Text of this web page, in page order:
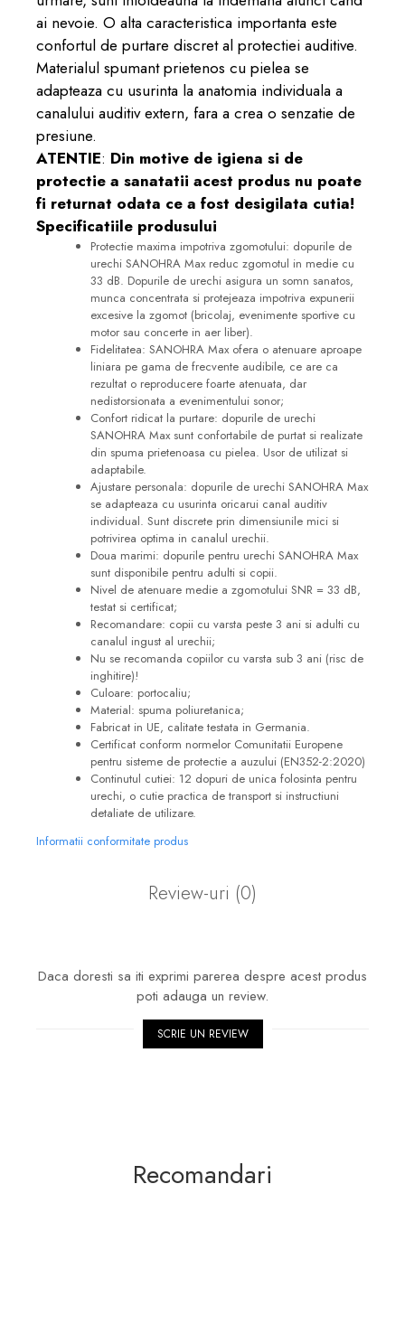
ai nevoie. O alta caracteristica importanta este
confortul de purtare discret al protectiei auditive.
Materialul spumant prietenos cu pielea se
adapteaza cu usurinta la anatomia individuala a
canalului auditiv extern, fara a crea o senzatie de
presiune.
ATENTIE: Din motive de igiena si de
protectie a sanatatii acest produs nu poate
fi returnat odata ce a fost desigilata cutia!
Specificatiile produsului
Protectie maxima impotriva zgomotului: dopurile de
urechi SANOHRA Max reduc zgomotul in medie cu
33 dB. Dopurile de urechi asigura un somn sanatos,
munca concentrata si protejeaza impotriva expunerii
excesive la zgomot (bricolaj, evenimente sportive cu
motor sau concerte in aer liber).
Fidelitatea: SANOHRA Max ofera o atenuare aproape
liniara pe gama de frecvente audibile, ce are ca
rezultat o reproducere foarte atenuata, dar
nedistorsionata a evenimentului sonor;
Confort ridicat la purtare: dopurile de urechi
SANOHRA Max sunt confortabile de purtat si realizate
din spuma prietenoasa cu pielea. Usor de utilizat si
adaptabile.
Ajustare personala: dopurile de urechi SANOHRA Max
se adapteaza cu usurinta oricarui canal auditiv
individual. Sunt discrete prin dimensiunile mici si
potrivirea optima in canalul urechii.
Doua marimi: dopurile pentru urechi SANOHRA Max
sunt disponibile pentru adulti si copii.
Nivel de atenuare medie a zgomotului SNR = 33 dB,
testat si certificat;
Recomandare: copii cu varsta peste 3 ani si adulti cu
canalul ingust al urechii;
Nu se recomanda copiilor cu varsta sub 3 ani (risc de
inghitire)!
Culoare: portocaliu;
Material: spuma poliuretanica;
Fabricat in UE, calitate testata in Germania.
Certificat conform normelor Comunitatii Europene
pentru sisteme de protectie a auzului (EN352-2:2020)
Continutul cutiei: 12 dopuri de unica folosinta pentru
urechi, o cutie practica de transport si instructiuni
detaliate de utilizare.
Informatii conformitate produs
Review-uri (0)
Daca doresti sa iti exprimi parerea despre acest produs
poti adauga un review.
SCRIE UN REVIEW
Recomandari